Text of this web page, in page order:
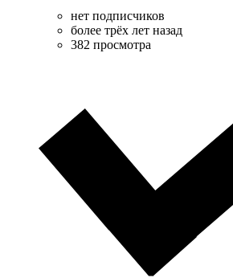
нет подписчиков
более трёх лет назад
382 просмотра